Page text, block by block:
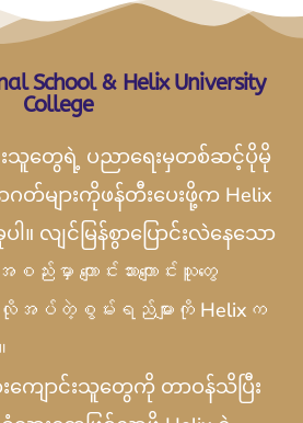
School & Helix University
College
င်းသူတွေရဲ့ ပညာရေးမှတစ်ဆင့်ပိုမို
ဂတ်များကိုဖန်တီးပေးဖို့က Helix
။ လျင်မြန်စွာပြောင်းလဲနေသော
မှာ ကျောင်းသားကျောင်းသူတွေ
အပ်တဲ့စွမ်းရည်များကို Helixက
ကျောင်းသူတွေကို တာဝန်သိပြီး